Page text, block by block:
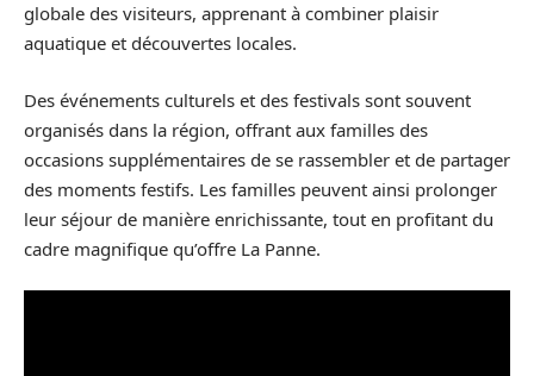
globale des visiteurs, apprenant à combiner plaisir
aquatique et découvertes locales.
Des événements culturels et des festivals sont souvent
organisés dans la région, offrant aux familles des
occasions supplémentaires de se rassembler et de partager
des moments festifs. Les familles peuvent ainsi prolonger
leur séjour de manière enrichissante, tout en profitant du
cadre magnifique qu’offre La Panne.